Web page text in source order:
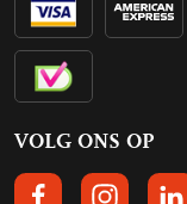
VOLG ONS OP